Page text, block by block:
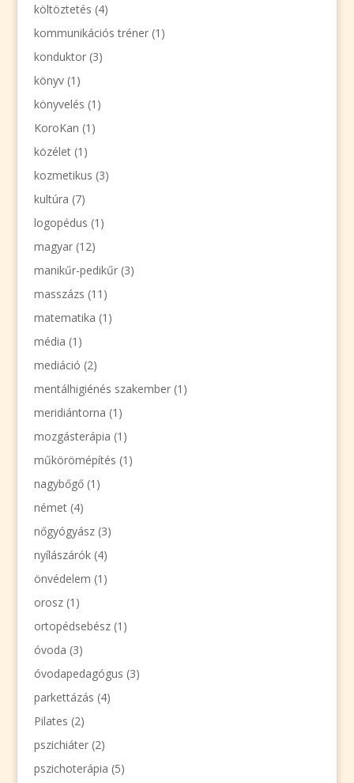
költöztetés (4)
kommunikációs tréner(1)
konduktor(3)
könyv(1)
könyvelés (1)
KoroKan (1)
közélet(1)
kozmetikus (3)
kultúra (7)
logopédus (1)
magyar(12)
manikűr-pedikűr(3)
masszázs (11)
matematika (1)
média (1)
mediáció (2)
mentálhigiénés szakember(1)
meridiántorna (1)
mozgásterápia (1)
műkörömépítés (1)
nagybőgő(1)
német(4)
nőgyógyász(3)
nyílászárók(4)
önvédelem (1)
orosz(1)
ortopédsebész(1)
óvoda (3)
óvodapedagógus (3)
parkettázás (4)
Pilates (2)
pszichiáter(2)
pszichoterápia (5)